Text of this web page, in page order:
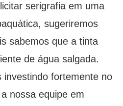
serigrafia em uma
sugeriremos
sabemos que a tinta
de água salgada.
investindo fortemente no
nossa equipe em